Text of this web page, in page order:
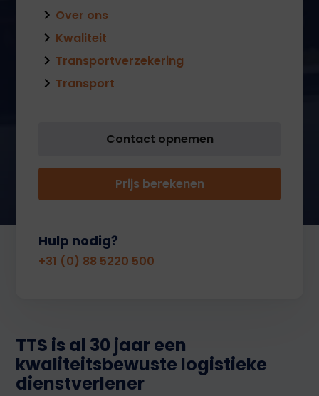
Over ons
Kwaliteit
Transportverzekering
Transport
Contact opnemen
Prijs berekenen
Hulp nodig?
+31 (0) 88 5220 500
TTS is al 30 jaar een
kwaliteitsbewuste logistieke
dienstverlener